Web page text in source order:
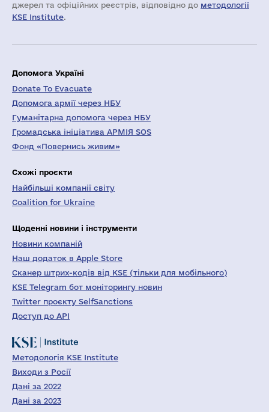
джерел та офіційних реєстрів, відповідно до методології
KSE Institute.
Допомога Україні
Donate To Evacuate
Допомога армії через НБУ
Гуманітарна допомога через НБУ
Громадська ініціатива АРМІЯ SOS
Фонд «Повернись живим»
Схожі проєкти
Найбільші компанії світу
Coalition for Ukraine
Щоденні новини і інструменти
Новини компаній
Наш додаток в Apple Store
Сканер штрих-кодів від KSE (тільки для мобільного)
KSE Telegram бот моніторингу новин
Twitter проєкту SelfSanctions
Доступ до API
Методологія KSE Institute
Виходи з Росії
Дані за 2022
Дані за 2023